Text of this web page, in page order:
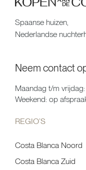
Spaanse huizen,
Nederlandse
Neem contact
Maandag t/m
Weekend: op
REGIO’S
Costa Blanca Noord
Costa Blanca Zuid